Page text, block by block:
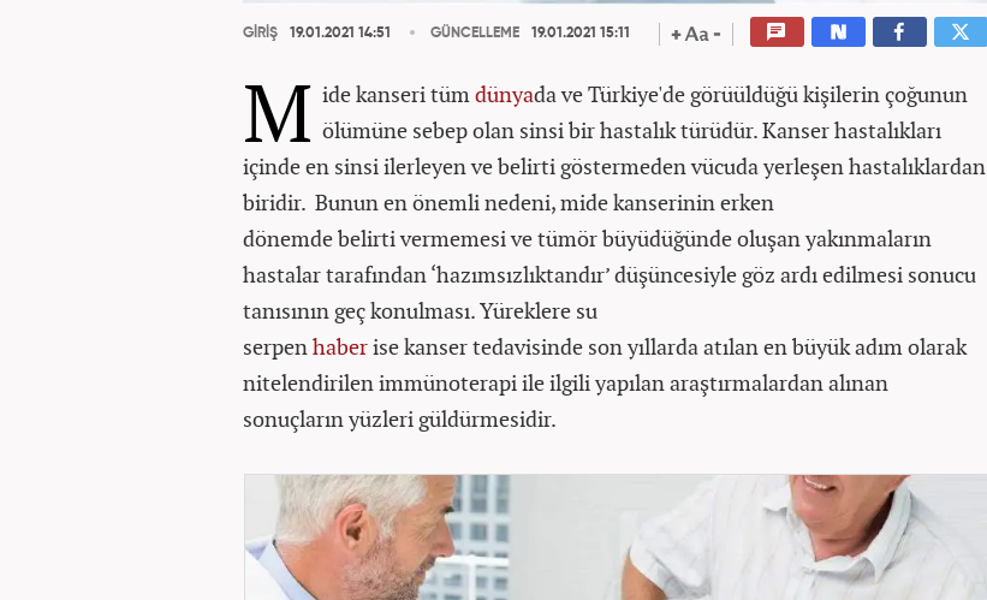
GİRİŞ 19.01.2021 14:51 GÜNCELLEME 19.01.2021 15:11
M ide kanseri tümdünyada ve Türkiye'de görüüldüğü kişilerin çoğunun
ölümüne sebep olan sinsi bir hastalık türüdür. Kanser hastalıkları
içinde en sinsi ilerleyen ve belirti göstermeden vücuda yerleşen hastalıklardan
biridir. Bunun en önemli nedeni, mide kanserinin erken
dönemde belirti vermemesi ve tümör büyüdüğünde oluşan yakınmaların
hastalar tarafından ‘hazımsızlıktandır’ düşüncesiyle göz ardı edilmesi sonucu
tanısının geç konulması. Yüreklere su
serpenhaberise kanser tedavisinde son yıllarda atılan en büyük adım olarak
nitelendirilen immünoterapi ile ilgili yapılan araştırmalardan alınan
sonuçların yüzleri güldürmesidir.